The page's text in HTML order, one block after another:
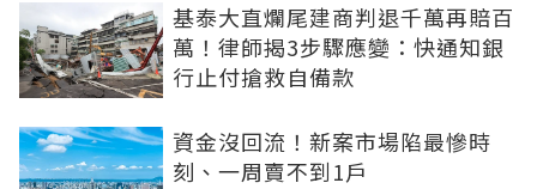
基泰大直爛尾建商判退千萬再賠百
萬！律師揭3步驟應變：快通知銀
行止付搶救自備款
資金沒回流！新案市場陷最慘時
刻、一周賣不到1戶